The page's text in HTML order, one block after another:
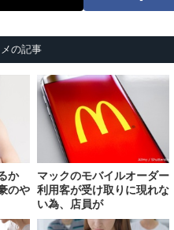
の記事
か
のや
マックのモバイルオーダー
利用客が受け取りに現れな
い為、店員が